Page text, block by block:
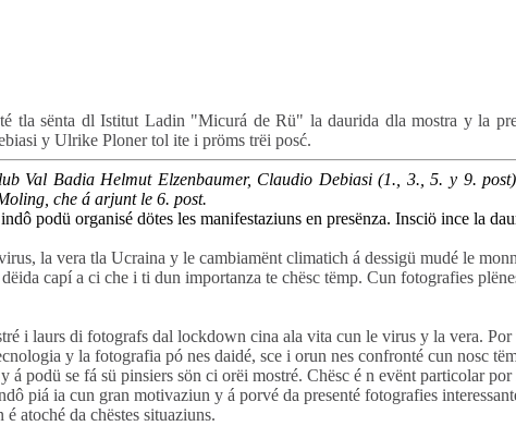
tla sёnta dl Istitut Ladin "Micurá de Rü" la daurida dla mostra y la
y Ulrike Ploner tol ite i pröms trëi posć.
Val Badia Helmut Elzenbaumer, Claudio Debiasi (1., 3., 5. y 9.
che á arjunt le 6. post.
podü organisé dötes les manifestaziuns en presënza. Insciö ince la
la vera tla Ucraina y le cambiamënt climatich á dessigü mudé le
capí a ci che i ti dun importanza te chësc tëmp. Cun fotografies
i laurs di fotografs dal lockdown cina ala vita cun le virus y la vera.
y la fotografia pó nes daidé, sce i orun nes confronté cun nosc
podü se fá sü pinsiers sön ci orëi mostré. Chësc é n evënt particolar
piá ia cun gran motivaziun y á porvé da presenté fotografies
atoché da chëstes situaziuns.